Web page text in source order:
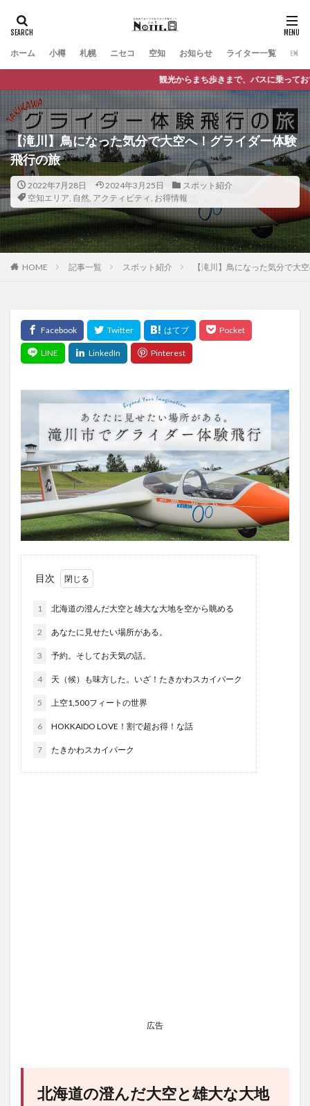
ホーム 小樽 札幌 ニセコ 空知 お知らせ ライター一覧
観光からまち歩きまで、バスに乗っておでかけが楽しくなる観光情報
【滝川】鳥になった気分で大空へ！グライダー体験
飛行の旅
2022年7月28日 2024年3月25日
スポット紹介
空知エリア, 自然, アクティビティ, お得情報
HOME 記事一覧 スポット紹介 【滝川】鳥になった気分で大
目次
1 北海道の澄んだ大空と雄大な大地を空から眺める
2 あなたに見せたい場所がある。
3 予約。そしてお天気の話。
4 天（候）も味方した。いざ！たきかわスカイパーク
5 上空1,500フィートの世界
6 HOKKAIDO LOVE！割で超お得！な話
7 たきかわスカイパーク
広告
北海道の澄んだ大空と雄大な大地